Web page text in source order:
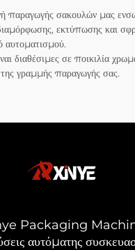
παραγωγής σακουλών μας
εκτύπωσης και
αυτοματισμού.
διαθέσιμες σε ποικιλία
της γραμμής παραγωγής σας.
Packaging
αυτόματης